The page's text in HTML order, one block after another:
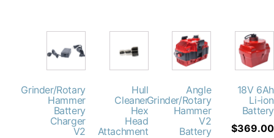
18V
$
Angle
Grinder/Rotary
Hammer
Battery
Hull
Cleaner
Hex
Head
Attachment
Grinder/Rotary
Hammer
Battery
Charger